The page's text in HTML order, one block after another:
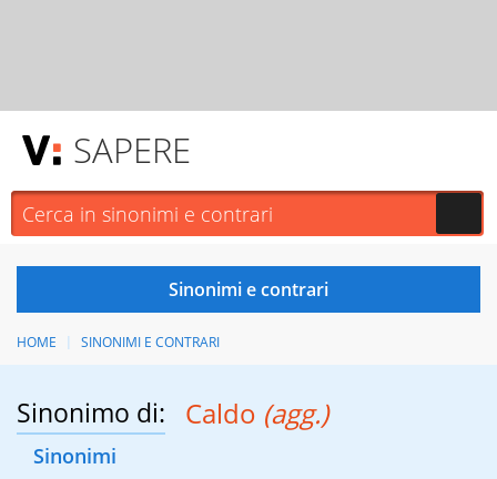
SAPERE
HOME SINONIMI E CONTRARI
Sinonimo di: Caldo (agg.)
Sinonimi